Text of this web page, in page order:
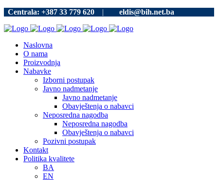
Centrala: +387 33 779 620 | eldis@bih.net.ba
Naslovna
O nama
Proizvodnja
Nabavke
Izborni postupak
Javno nadmetanje
Javno nadmetanje
Obavještenja o nabavci
Neposredna nagodba
Neposredna nagodba
Obavještenja o nabavci
Pozivni postupak
Kontakt
Politika kvalitete
BA
EN